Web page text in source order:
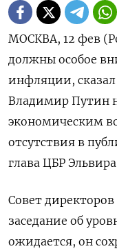
МОСКВА, 12 фев
должны особое
инфляции,
Владимир Путин
экономическим
отсутствия в
глава ЦБР
Совет
заседание об
ожидается, он